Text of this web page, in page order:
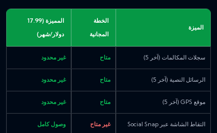
الميزة
الخطة
المجانية
المميزة (17.99
دولار/شهر)
سجلات المكالمات (آخر 5) متاح غير محدود
الرسائل النصية (آخر 5) متاح غير محدود
موقع GPS (آخر 5) متاح غير محدود
التقاط الشاشة عبر Social Snap غير متاح وصول كامل